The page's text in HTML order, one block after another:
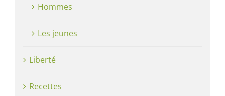
Hommes
Les jeunes
Liberté
Recettes